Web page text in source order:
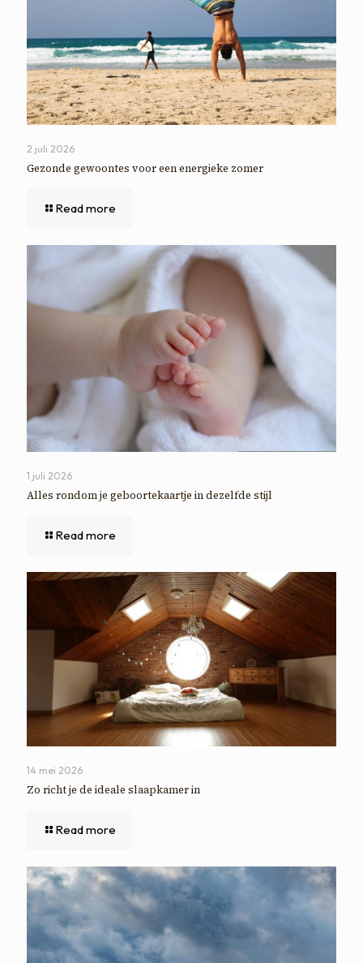
2 juli 2026
Gezonde gewoontes voor een energieke zomer
Read more
1 juli 2026
Alles rondom je geboortekaartje in dezelfde stijl
Read more
14 mei 2026
Zo richt je de ideale slaapkamer in
Read more